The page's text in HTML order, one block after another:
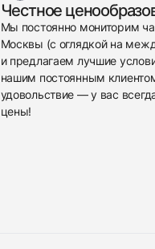
Честное
Мы постоянно мониторим
Москвы (с оглядкой на
и предлагаем лучшие
нашим постоянным
удовольствие — у вас
цены!